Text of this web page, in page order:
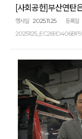
[사회공헌]부산연탄
행사일 2025.11.25 등록일